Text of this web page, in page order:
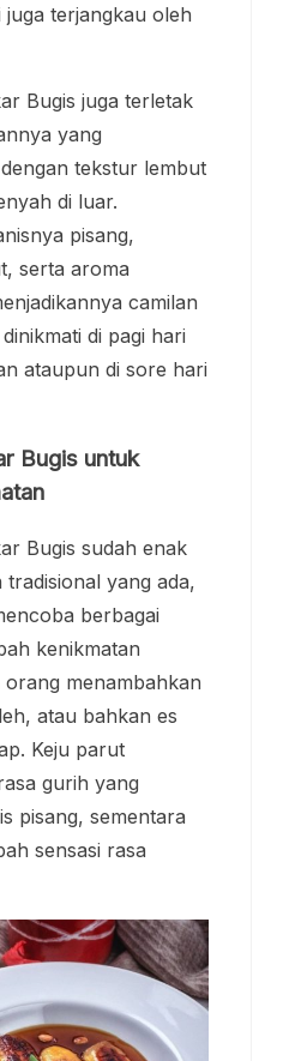
juga terjangkau oleh
Bugis juga terletak
yang
tekstur lembut
di luar.
pisang,
serta aroma
camilan
di pagi hari
ataupun di sore hari
Bugis untuk
Bugis sudah enak
yang ada,
berbagai
kenikmatan
menambahkan
atau bahkan es
Keju parut
gurih yang
pisang, sementara
sensasi rasa